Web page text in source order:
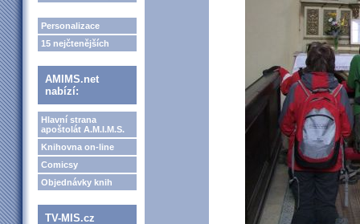
Personalizace
15 nejčtenějších
AMIMS.net
nabízí:
Hlavní strana
apoštolát A.M.I.M.S.
Knihovna on-line
Comicsy
Objednávky knih
TV-MIS.cz